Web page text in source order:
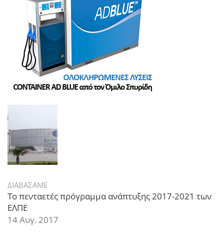
ΔΙΑΒΑΣΑΜΕ
Το πενταετές πρόγραμμα ανάπτυξης 2017-2021 των
ΕΛΠΕ
14 Αυγ. 2017